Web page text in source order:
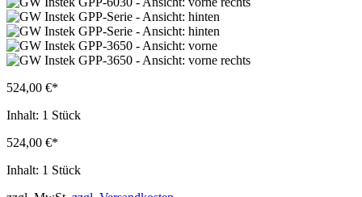
524,00 €*
Inhalt: 1 Stück
524,00 €*
Inhalt: 1 Stück